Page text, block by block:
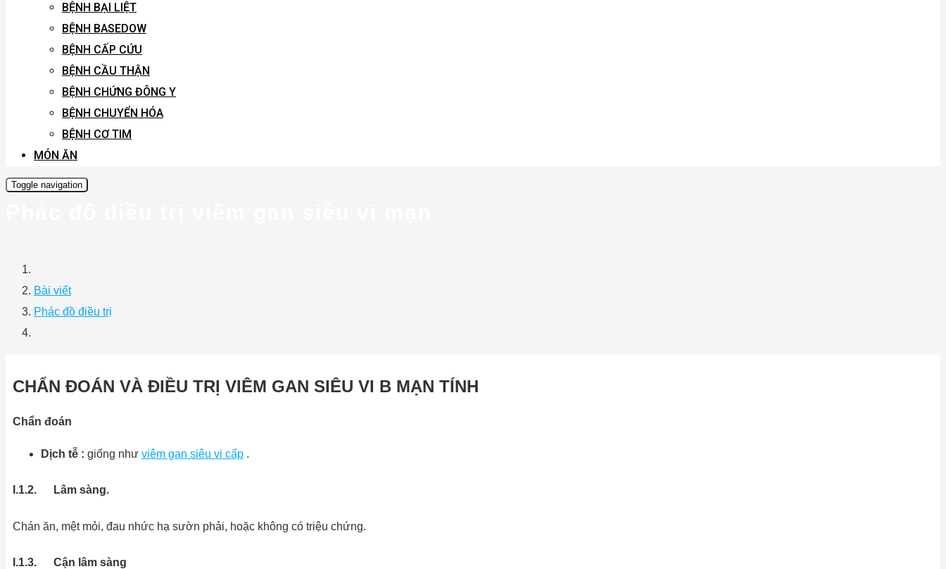
BỆNH BẠI LIỆT
BỆNH BASEDOW
BỆNH CẤP CỨU
BỆNH CẦU THẬN
BỆNH CHỨNG ĐÔNG Y
BỆNH CHUYỂN HÓA
BỆNH CƠ TIM
MÓN ĂN
Toggle navigation
Bài viết
Phác đồ điều trị
CHẨN ĐOÁN VÀ ĐIỀU TRỊ VIÊM GAN SIÊU VI B MẠN TÍNH
Chẩn đoán
Dịch tễ : giống như viêm gan siêu vi cấp .
I.1.2. Lâm sàng.
Chán ăn, mệt mỏi, đau nhức hạ sườn phải, hoặc không có triệu chứng.
I.1.3. Cận lâm sàng